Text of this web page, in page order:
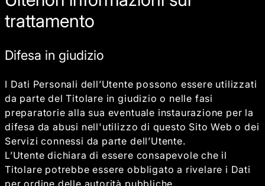
trattamento
Difesa in giudizio
I Dati Personali dell’Utente possono essere utilizzati
da parte del Titolare in giudizio o nelle fasi
preparatorie alla sua eventuale instaurazione per la
difesa da abusi nell'utilizzo di questo Sito Web o dei
Servizi connessi da parte dell’Utente.
L’Utente dichiara di essere consapevole che il
Titolare potrebbe essere obbligato a rivelare i Dati